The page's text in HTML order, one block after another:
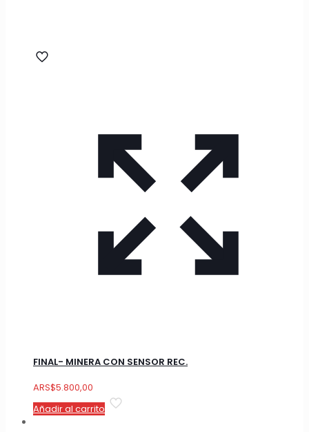
FINAL- MINERA CON SENSOR REC.
ARS$5.800,00
Añadir al carrito